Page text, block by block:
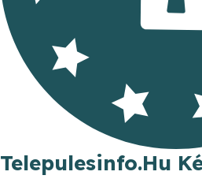
Telepulesinfo.hu